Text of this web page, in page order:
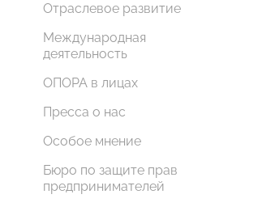
Отраслевое развитие
Международная
деятельность
ОПОРА в лицах
Пресса о нас
Особое мнение
Бюро по защите прав
предпринимателей